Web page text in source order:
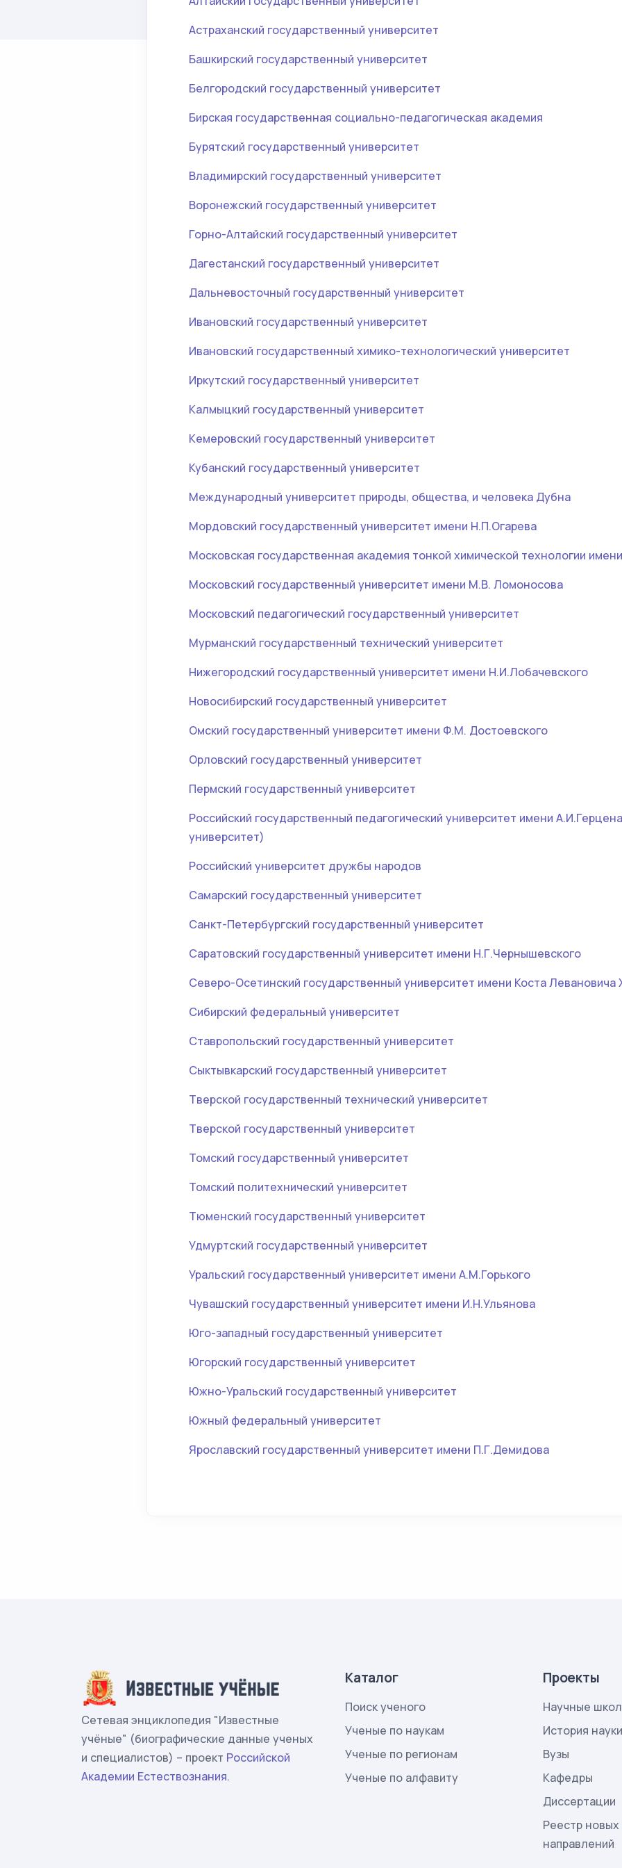
Астраханский государственный университет
Башкирский государственный университет
Белгородский государственный университет
Бирская государственная социально-педагогическая академия
Бурятский государственный университет
Владимирский государственный университет
Воронежский государственный университет
Горно-Алтайский государственный университет
Дагестанский государственный университет
Дальневосточный государственный университет
Ивановский государственный университет
Ивановский государственный химико-технологический университет
Иркутский государственный университет
Калмыцкий государственный университет
Кемеровский государственный университет
Кубанский государственный университет
Международный университет природы, общества, и человека Дубна
Мордовский государственный университет имени Н.П.Огарева
Московская государственная академия тонкой химической технологии
Московский государственный университет имени М.В. Ломоносова
Московский педагогический государственный университет
Мурманский государственный технический университет
Нижегородский государственный университет имени Н.И.Лобачевского
Новосибирский государственный университет
Омский государственный университет имени Ф.М. Достоевского
Орловский государственный университет
Пермский государственный университет
Российский государственный педагогический университет имени
университет)
Российский университет дружбы народов
Самарский государственный университет
Санкт-Петербургский государственный университет
Саратовский государственный университет имени Н.Г.Чернышевского
Северо-Осетинский государственный университет имени Коста Левановича
Сибирский федеральный университет
Ставропольский государственный университет
Сыктывкарский государственный университет
Тверской государственный технический университет
Тверской государственный университет
Томский государственный университет
Томский политехнический университет
Тюменский государственный университет
Удмуртский государственный университет
Уральский государственный университет имени А.М.Горького
Чувашский государственный университет имени И.Н.Ульянова
Юго-западный государственный университет
Югорский государственный университет
Южно-Уральский государственный университет
Южный федеральный университет
Ярославский государственный университет имени П.Г.Демидова
Сетевая энциклопедия "Известные
учёные" (биографические данные ученых
и специалистов) – проект Российской
Академии Естествознания.
Каталог
Поиск ученого
Ученые по наукам
Ученые по регионам
Ученые по алфавиту
Проекты
Научные
История науки
Вузы
Кафедры
Диссертации
Реестр
направлений